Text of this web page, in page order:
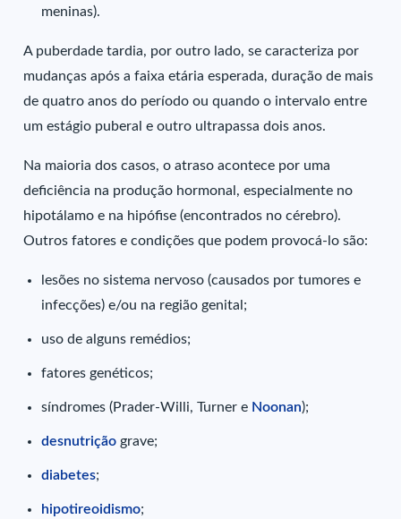
meninas).
A puberdade tardia, por outro lado, se caracteriza por
mudanças após a faixa etária esperada, duração de mais
de quatro anos do período ou quando o intervalo entre
um estágio puberal e outro ultrapassa dois anos.
Na maioria dos casos, o atraso acontece por uma
deficiência na produção hormonal, especialmente no
hipotálamo e na hipófise (encontrados no cérebro).
Outros fatores e condições que podem provocá-lo são:
lesões no sistema nervoso (causados por tumores e
infecções) e/ou na região genital;
uso de alguns remédios;
fatores genéticos;
síndromes (Prader-Willi, Turner e Noonan);
desnutrição grave;
diabetes;
hipotireoidismo;